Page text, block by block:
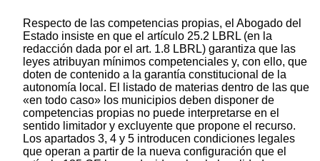
Respecto de las competencias propias, el Abogado del
Estado insiste en que el artículo 25.2 LBRL (en la
redacción dada por el art. 1.8 LBRL) garantiza que las
leyes atribuyan mínimos competenciales y, con ello, que
doten de contenido a la garantía constitucional de la
autonomía local. El listado de materias dentro de las que
«en todo caso» los municipios deben disponer de
competencias propias no puede interpretarse en el
sentido limitador y excluyente que propone el recurso.
Los apartados 3, 4 y 5 introducen condiciones legales
que operan a partir de la nueva configuración que el